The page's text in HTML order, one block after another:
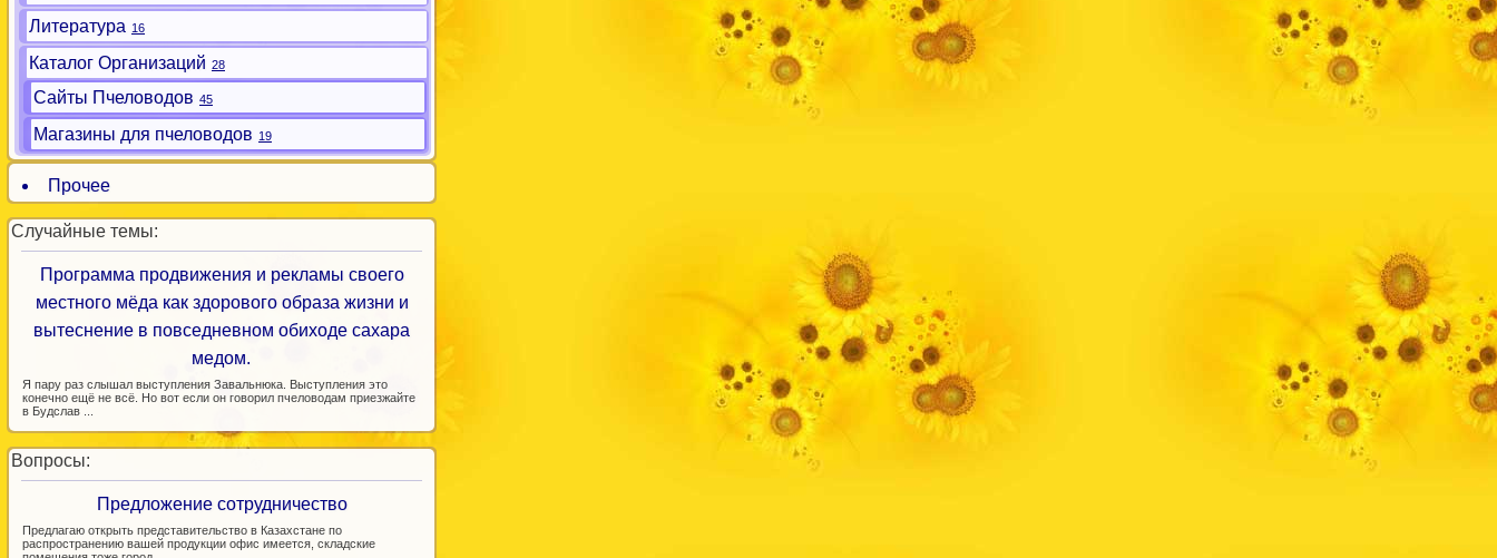
Литература 16
Каталог Организаций 28
Сайты Пчеловодов 45
Магазины для пчеловодов 19
Прочее
Случайные темы:
Программа продвижения и рекламы своего
местного мёда как здорового образа жизни и
вытеснение в повседневном обиходе сахара
медом.
Я пару раз слышал выступления Завальнюка. Выступления это
конечно ещё не всё. Но вот если он говорил пчеловодам приезжайте
в Будслав ...
Вопросы:
Предложение сотрудничество
Предлагаю открыть представительство в Казахстане по
распространению вашей продукции офис имеется, складские